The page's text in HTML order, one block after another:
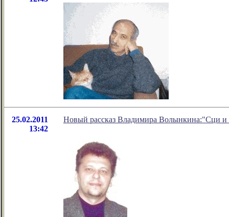
25.02.2011
13:42
Новый рассказ Владимира Волынкина:"Сци